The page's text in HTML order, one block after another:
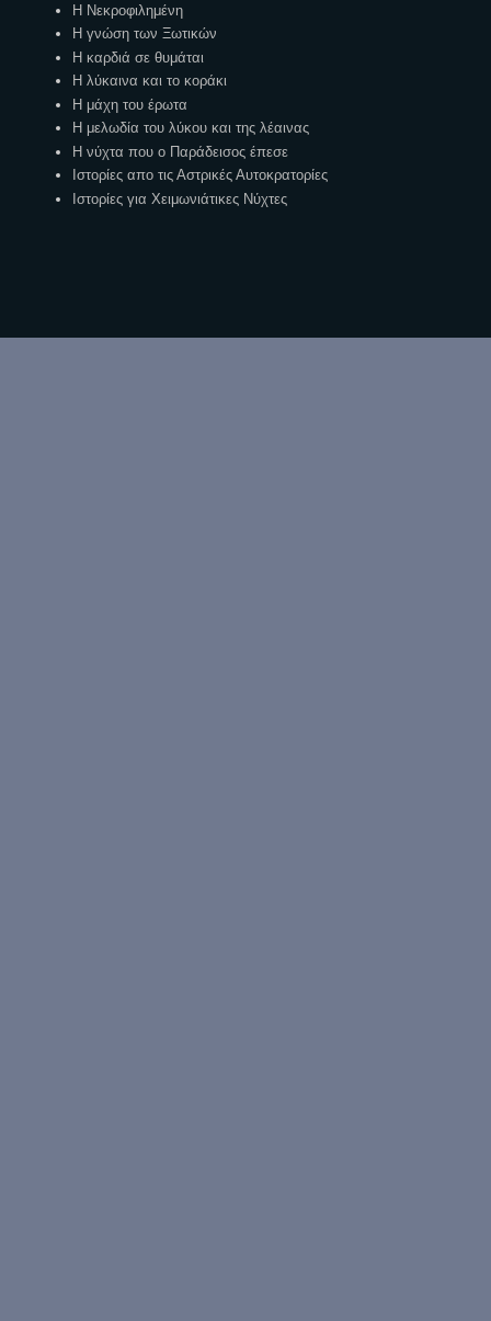
Η Νεκροφιλημένη
Η γνώση των Ξωτικών
Η καρδιά σε θυμάται
Η λύκαινα και το κοράκι
Η μάχη του έρωτα
Η μελωδία του λύκου και της λέαινας
Η νύχτα που ο Παράδεισος έπεσε
Ιστορίες απο τις Αστρικές Αυτοκρατορίες
Ιστορίες για Χειμωνιάτικες Νύχτες